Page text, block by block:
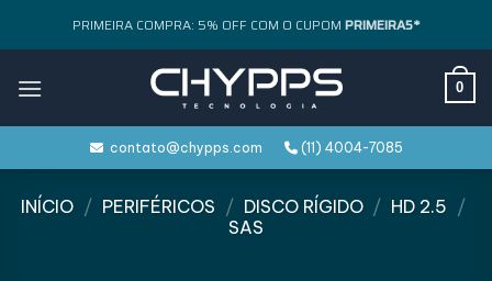
PRIMEIRA COMPRA: 5% OFF COM O CUPOM PRIMEIRA5*
0
contato@chypps.com (11) 4004-7085
INÍCIO / PERIFÉRICOS / DISCO RÍGIDO / HD 2.5 /
SAS